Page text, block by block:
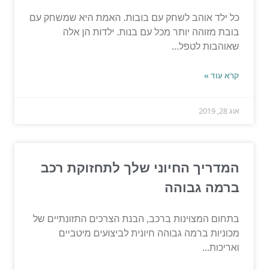
כל ילד אוהב לשחק עם בובות. האמת היא שמשחק עם
בובת מזוהה יותר מכל עם בנות. ילדות הן אלה
שאוהבות לטפל...
קרא עוד »
אוג 28, 2019
המדריך החיוני שלך לתחזוקת רכב
ברמה גבוהה
בתחום המצוינות ברכב, הבנת הצרכים התזונתיים של
מכוניות ברמה גבוהה חיונית לביצועים מיטביים
ואריכות...